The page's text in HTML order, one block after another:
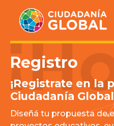
Registro
¡Registrate en la
Ciudadanía
Diseñá tu propuesta de